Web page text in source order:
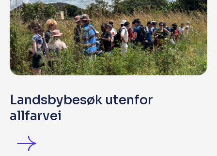
Landsbybesøk utenfor
allfarvei